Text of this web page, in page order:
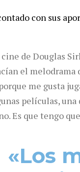
con sus
de Douglas
el melodrama
me gusta
películas, una
Es que tengo
«Los